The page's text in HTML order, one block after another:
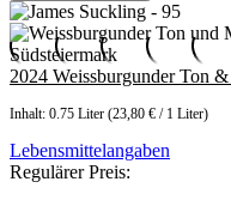
2024 Weissburgunder Ton
Inhalt: 0.75 Liter (23,80 € / 1 Liter)
Lebensmittelangaben
Regulärer Preis: